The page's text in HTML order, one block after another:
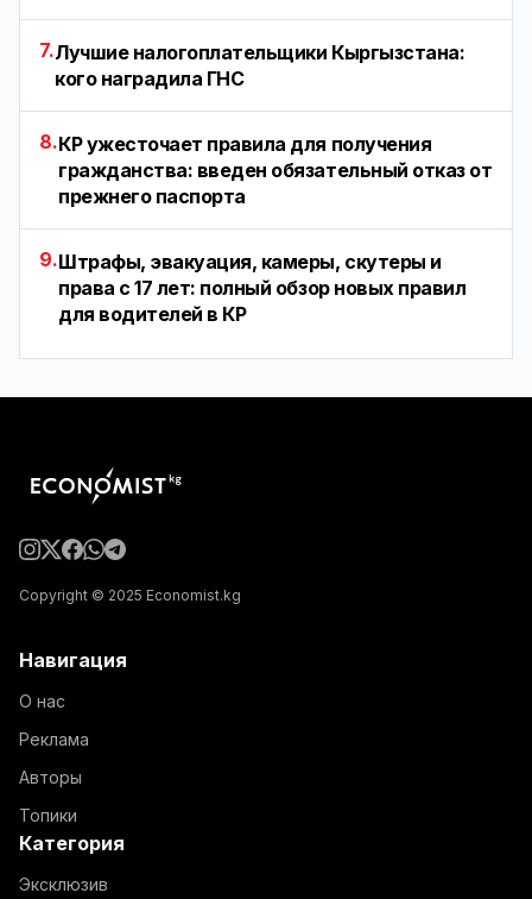
7.Лучшие налогоплательщики Кыргызстана:
кого наградила ГНС
8.КР ужесточает правила для получения
гражданства: введен обязательный отказ от
прежнего паспорта
9.Штрафы, эвакуация, камеры, скутеры и
права с 17 лет: полный обзор новых правил
для водителей в КР
Copyright © 2025 Economist.kg
Навигация
О нас
Реклама
Авторы
Топики
Категория
Эксклюзив